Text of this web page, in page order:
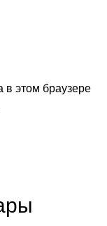
в этом браузере